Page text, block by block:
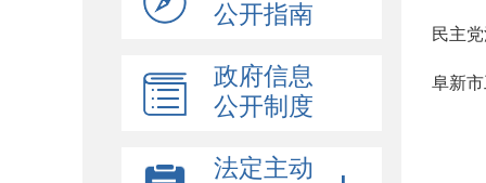
公开指南
政府信息
公开制度
法定主动
民主
阜新